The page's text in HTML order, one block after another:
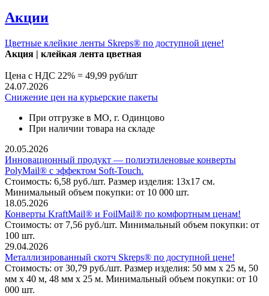
Акции
Цветные клейкие ленты Skreps® по доступной цене!
Акция | клейкая лента цветная
Цена с НДС 22% = 49,99 руб/шт
24.07.2026
Снижение цен на курьерские пакеты
При отгрузке в МО, г. Одинцово
При наличии товара на складе
20.05.2026
Инновационный продукт — полиэтиленовые конверты
PolyMail® с эффектом Soft-Touch.
Стоимость: 6,58 руб./шт. Размер изделия: 13х17 см.
Минимальный объем покупки: от 10 000 шт.
18.05.2026
Конверты KraftMail® и FoilMail® по комфортным ценам!
Стоимость: от 7,56 руб./шт. Минимальный объем покупки: от
100 шт.
29.04.2026
Металлизированный скотч Skreps® по доступной цене!
Стоимость: от 30,79 руб./шт. Размер изделия: 50 мм х 25 м, 50
мм х 40 м, 48 мм х 25 м. Минимальный объем покупки: от 10
000 шт.